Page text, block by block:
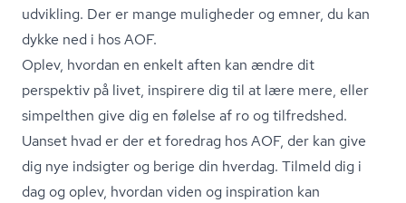
udvikling. Der er mange muligheder og emner, du kan
dykke ned i hos AOF.
Oplev, hvordan en enkelt aften kan ændre dit
perspektiv på livet, inspirere dig til at lære mere, eller
simpelthen give dig en følelse af ro og tilfredshed.
Uanset hvad er der et foredrag hos AOF, der kan give
dig nye indsigter og berige din hverdag. Tilmeld dig i
dag og oplev, hvordan viden og inspiration kan